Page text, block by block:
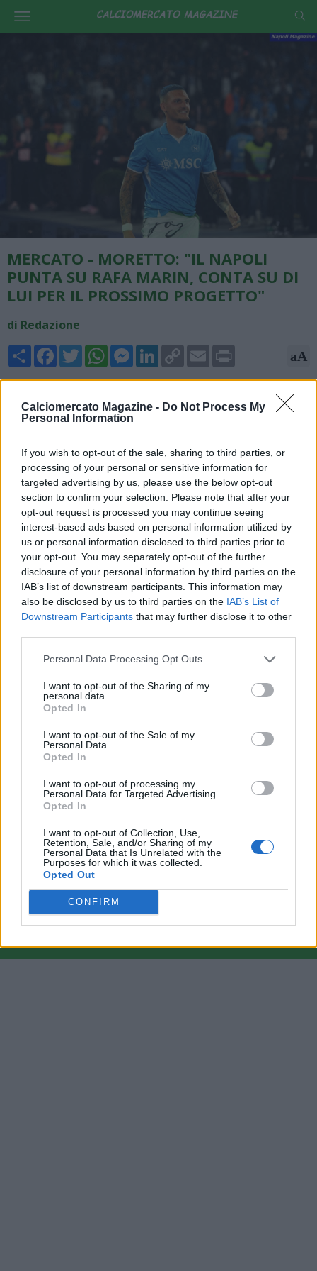
Calciomercato Magazine - Do Not Process My
Personal Information
If you wish to opt-out of the sale, sharing to third parties, or
processing of your personal or sensitive information for
targeted advertising by us, please use the below opt-out
section to confirm your selection. Please note that after your
opt-out request is processed you may continue seeing
interest-based ads based on personal information utilized by
us or personal information disclosed to third parties prior to
your opt-out. You may separately opt-out of the further
disclosure of your personal information by third parties on the
IAB’s list of downstream participants. This information may
also be disclosed by us to third parties on the IAB’s List of
Downstream Participants that may further disclose it to other
Personal Data Processing Opt Outs
I want to opt-out of the Sharing of my
personal data.
Opted In
I want to opt-out of the Sale of my
Personal Data.
Opted In
I want to opt-out of processing my
Personal Data for Targeted Advertising.
Opted In
I want to opt-out of Collection, Use,
Retention, Sale, and/or Sharing of my
Personal Data that Is Unrelated with the
Purposes for which it was collected.
Opted Out
CONFIRM
MERCATO - MORETTO: "IL NAPOLI
PUNTA SU RAFA MARIN, CONTA SU DI
LUI PER IL PROSSIMO PROGETTO"
di Redazione
Share FacebookTwitterWhatsAppMessengerLinkedInCopy
Link
Email aA
Matteo Moretto, giornalista ed esperto di mercato, scrive su
prossimo progetto. Il club italiano valuta al massimo il suo
rendimento al Villarreal, che avrebbe un'opzione di acquisto da
12 milioni di euro".
VAI ALLA VERSIONE CLASSICA
Il materiale (testo, foto e video) consultabile in questo portale è di nostra proprietà.
Alcune foto (screenshot) ed articoli presenti su "Calciomercato Magazine" sono in parte
comunicati stampa con immagini e testi allegati ed autorizzati alla pubblicazione, e
quindi valutati di pubblico dominio. Se i soggetti o gli autori avessero qualcosa in
contrario alla pubblicazione, non avranno che da segnalarlo alla redazione (indirizzo
redazione@napolimagazine.com), che provvederà prontamente alla rimozione.
"Calciomercato Magazine" non è una testata giornalistica, ma un sito di informazione di